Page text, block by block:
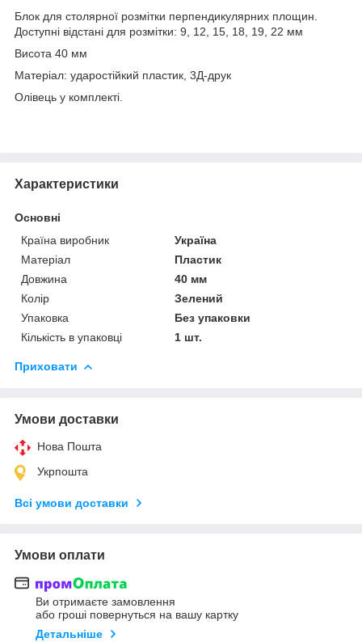
Блок для столярної розмітки перпендикулярних площин.
Доступні відстані для розмітки: 9, 12, 15, 18, 19, 22 мм
Висота 40 мм
Матеріал: ударостійкий пластик, 3Д-друк
Олівець у комплекті.
Характеристики
Основні
Країна виробник
Україна
Матеріал
Пластик
Довжина
40 мм
Колір
Зелений
Упаковка
Без упаковки
Кількість в упаковці
1 шт.
Приховати
Умови доставки
Нова Пошта
Укрпошта
Всі умови доставки
Умови оплати
Ви отримаєте замовлення
або гроші повернуться на вашу картку
Детальніше